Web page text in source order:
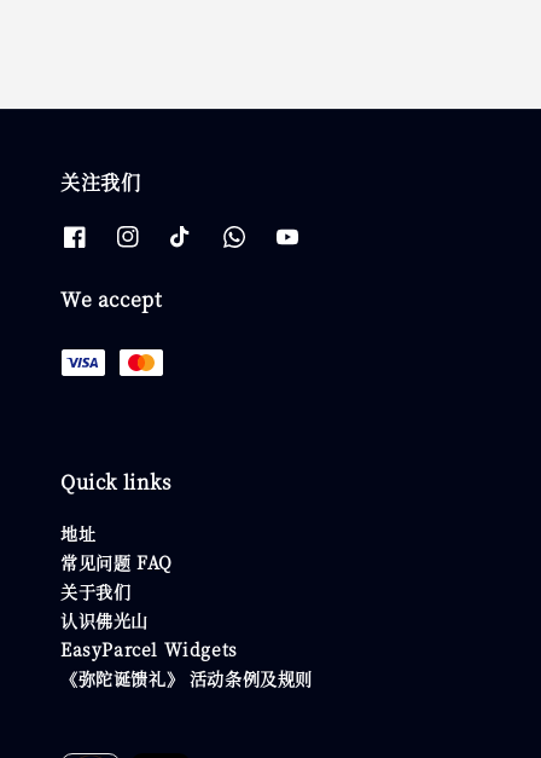
关注我们
We accept
Quick links
地址
常见问题 FAQ
关于我们
认识佛光山
EasyParcel Widgets
《弥陀诞馈礼》 活动条例及规则